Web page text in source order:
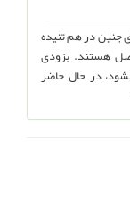
جنین در هم تنیده
هستند. بزودی
در حال حاضر